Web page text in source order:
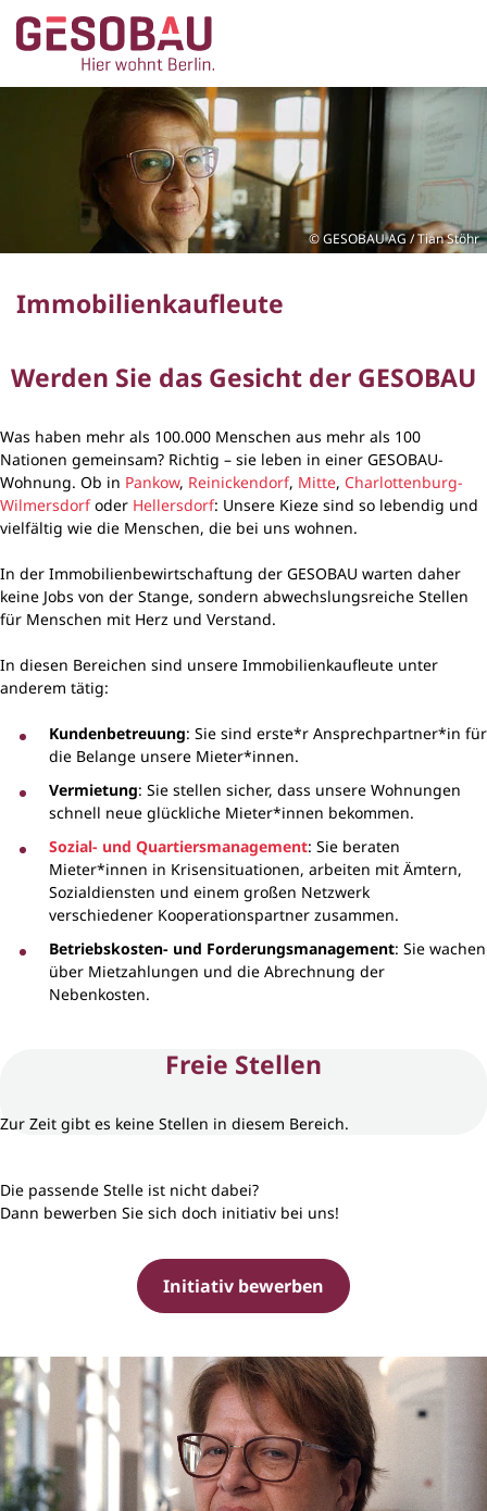
ZUM HAUPTINHALT SPRINGEN
Zur Startseite
GESOBAU AG / Tian Stöhr
Immobilienkaufleute
Werden Sie das Gesicht der GESOBAU
Was haben mehr als 100.000 Menschen aus mehr als 100
Nationen gemeinsam? Richtig – sie leben in einer GESOBAU-
Wohnung. Ob in Pankow, Reinickendorf, Mitte, Charlottenburg-
Wilmersdorfoder Hellersdorf: Unsere Kieze sind so lebendig und
vielfältig wie die Menschen, die bei uns wohnen.
In der Immobilienbewirtschaftung der GESOBAU warten daher
keine Jobs von der Stange, sondern abwechslungsreiche Stellen
für Menschen mit Herz und Verstand.
In diesen Bereichen sind unsere Immobilienkaufleute unter
anderem tätig:
Kundenbetreuung: Sie sind erste*r Ansprechpartner*in für
die Belange unsere Mieter*innen.
Vermietung: Sie stellen sicher, dass unsere Wohnungen
schnell neue glückliche Mieter*innen bekommen.
Sozial- und Quartiersmanagement: Sie beraten
Mieter*innen in Krisensituationen, arbeiten mit Ämtern,
Sozialdiensten und einem großen Netzwerk
verschiedener Kooperationspartner zusammen.
Betriebskosten- und Forderungsmanagement: Sie wachen
über Mietzahlungen und die Abrechnung der
Nebenkosten.
Freie Stellen
Zur Zeit gibt es keine Stellen in diesem Bereich.
Die passende Stelle ist nicht dabei?
Dann bewerben Sie sich doch initiativ bei uns!
Initiativ bewerben